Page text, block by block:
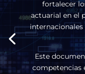
fortalecer
actuarial en el
Este
competencias